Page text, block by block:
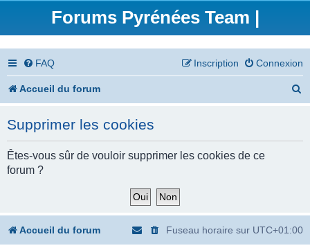
Forums Pyrénées Team |
FAQ Connexion
Inscription
Accueil du forum
c
Supprimer les cookies
Êtes-vous sûr de vouloir supprimer les cookies de ce
forum ?
Accueil du forum Fuseau horaire sur UTC+01:00